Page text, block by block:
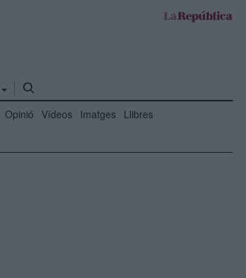
Opinió Vídeos Imatges Llibres